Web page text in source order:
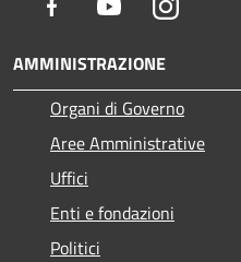
AMMINISTRAZIONE
Organi di Governo
Aree Amministrative
Uffici
Enti e fondazioni
Politici